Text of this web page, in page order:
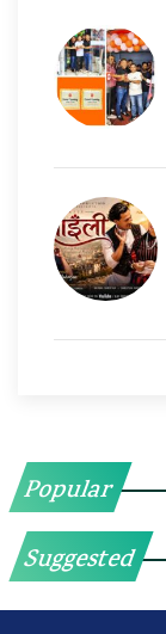
Popular
Suggested